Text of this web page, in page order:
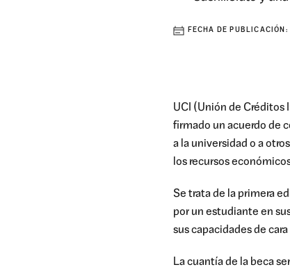
FECHA DE PUBLICACIÓN:
UCI (Unión de Créditos
firmado un acuerdo de
a la universidad o a
losrecursos
Se trata de la primera
por un estudiante en
sus capacidades de
La cuantía de la beca